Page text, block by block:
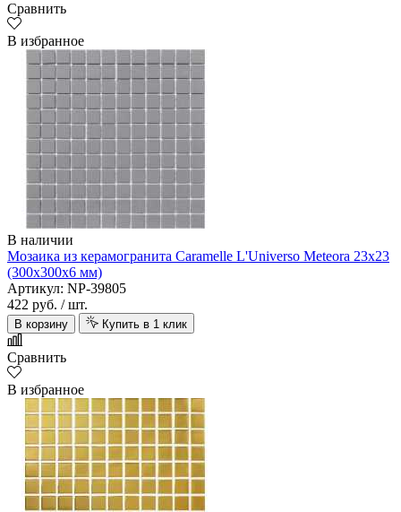
Сравнить
В избранное
В наличии
Мозаика из керамогранита Caramelle L'Universo Meteora 23х23
(300х300х6 мм)
Артикул: NP-39805
422 руб. / шт.
В корзину Купить в 1 клик
Сравнить
В избранное